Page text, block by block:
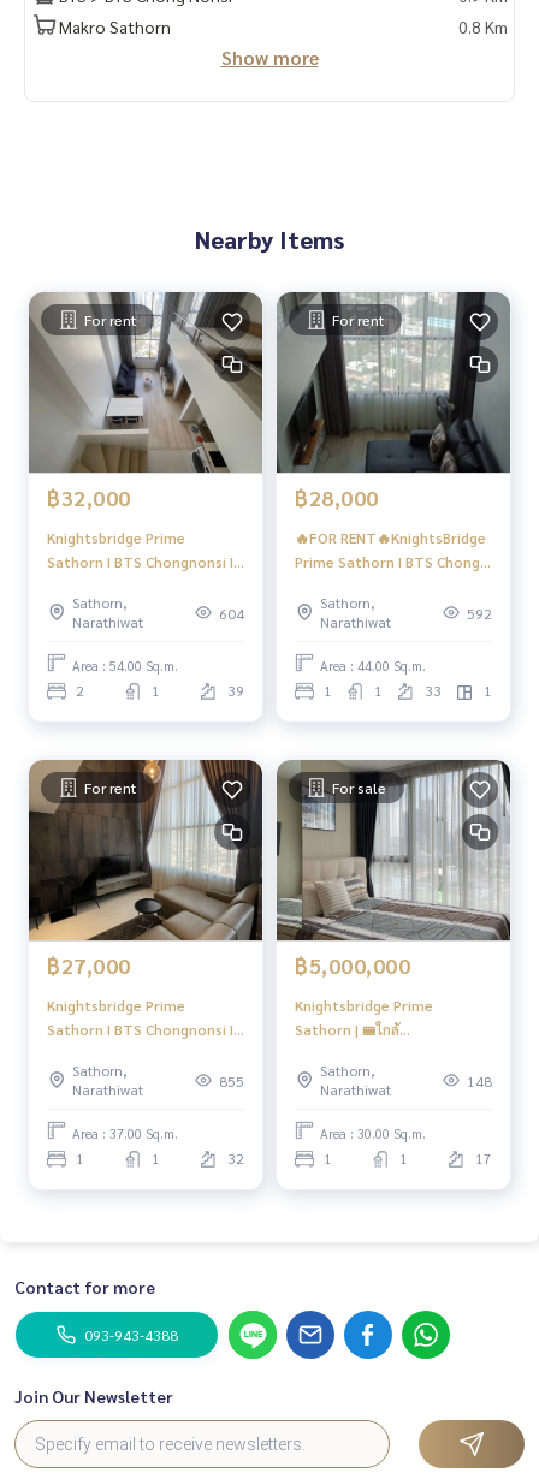
- ห้างเซ็นทรัล พระราม 3
----------------------------------------
ure to give.
Tel : 093-943-4388
What App +6693-943-4388
LINE ID : @BPP2019
#คอนโดสาทร
#Gee
Makro Sathorn
0.8 Km
Show more
Nearby Items
For rent
฿32,000
Knightsbridge Prime
Sathorn I BTS Chongnonsi I
Duplex 2 ชั้น ราคาถูกมากกก
ชั้นสูงวิวสวยที่สุด I #HL
Sathorn,
Narathiwat
604
Area : 54.00 Sq.m.
2 1 39
For rent
฿28,000
🔥FOR RENT🔥KnightsBridge
Prime Sathorn I BTS Chong
Sathorn,
Narathiwat
592
Area : 44.00 Sq.m.
1 1 33 1
For rent
฿27,000
Knightsbridge Prime
Sathorn I BTS Chongnonsi I
อยู่ I #HL
Sathorn,
Narathiwat
855
Area : 37.00 Sq.m.
1 1 32
For sale
฿5,000,000
Knightsbridge Prime
Sathorn | 🚝ใกล้
Sathorn,
Narathiwat
148
Area : 30.00 Sq.m.
1 1 17
Contact for more
093-943-4388
Join Our Newsletter